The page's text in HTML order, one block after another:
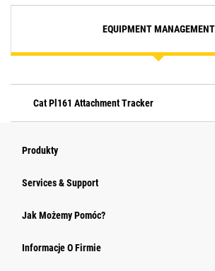
EQUIPMENT MANAGEMENT
Cat Pl161 Attachment Tracker
Produkty
Services & Support
Jak Możemy Pomóc?
Informacje O Firmie